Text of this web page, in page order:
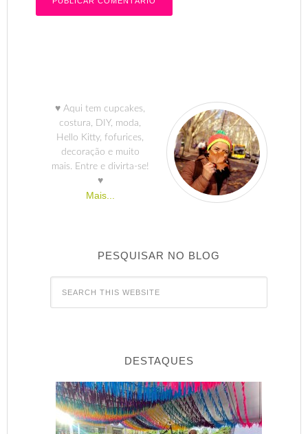
♥ Aqui tem cupcakes,
costura, DIY, moda,
Hello Kitty, fofurices,
decoração e muito
mais. Entre e divirta-se!
♥
Mais...
PESQUISAR NO BLOG
DESTAQUES